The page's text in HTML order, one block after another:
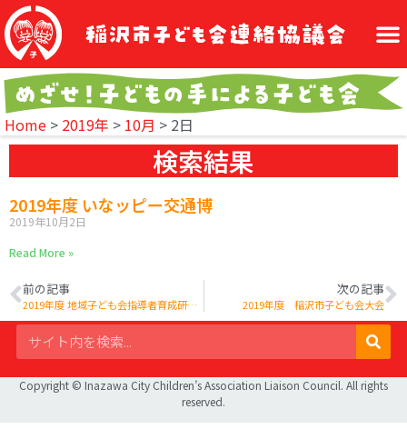
Home > 2019年 > 10月 > 2日
検索結果
2019年度 いなッピー交通博
2019年10月2日
Read More »
前の記事
2019年度 地域子ども会指導者育成研修会
次の記事
2019年度 稲沢市子ども会大会
Copyright © Inazawa City Children’s Association Liaison Council. All rights
reserved.